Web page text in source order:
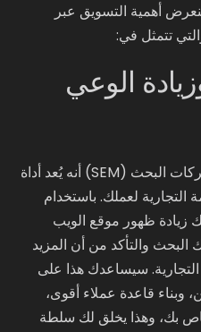
أهمية التسويق عبر
تتمثل في:
الوعي
إحدى أهم فوائد التسويق عبر محركات البحث (SEM) أنه يُعد أداة
التجارية لعملك. باستخدام
زيادة ظهور موقع الويب
والتأكد من أن المزيد
سيساعدك هذا على
وبناء قاعدة عملاء أقوى،
بك، وهذا يخلق لك سلطة